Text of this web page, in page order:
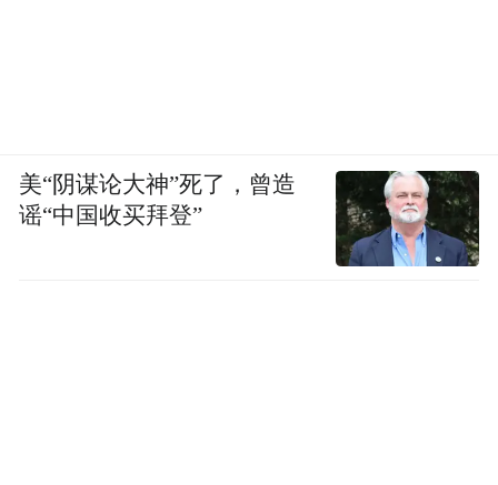
美“阴谋论大神”死了，曾造
谣“中国收买拜登”